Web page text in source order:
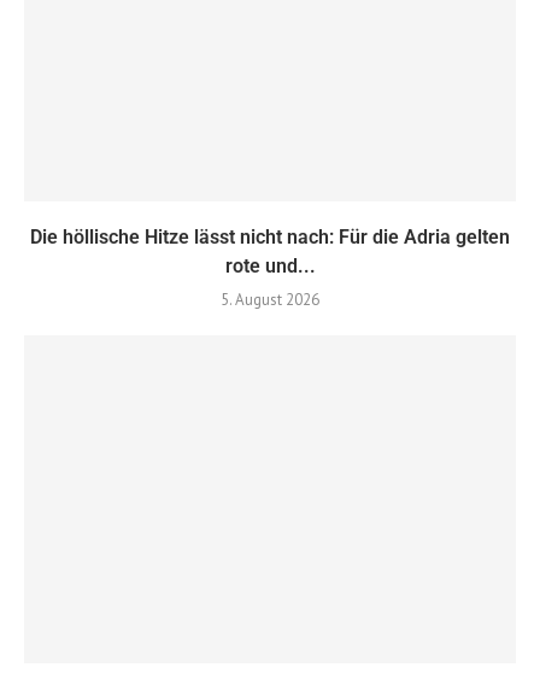
Die höllische Hitze lässt nicht nach: Für die Adria gelten
rote und...
5. August 2026